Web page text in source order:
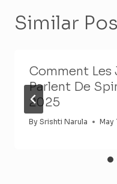
Similar
Comment Les
Parlent De
2025
By Srishti Narula May